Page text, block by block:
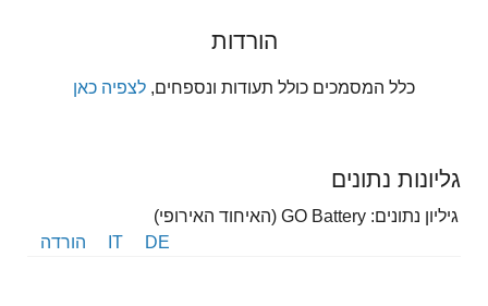
הורדות
כלל המסמכים כולל תעודות ונספחים, לצפיה כאן
גליונות נתונים
גיליון נתונים: GO Battery (האיחוד האירופי)
DE
IT הורדה